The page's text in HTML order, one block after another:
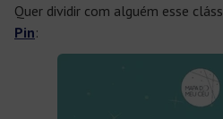
Quer dividir com alguém esse
Pin: